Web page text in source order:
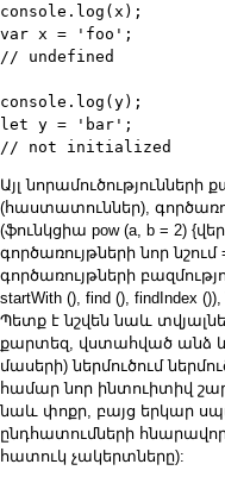
console.log(x);
var x = 'foo';
// undefined
console.log(y);
let y = 'bar';
// not initialized
Այլ
(հաստատուններ),
(ֆունկցիա pow (a, b = 2)
գործառույթների նոր նշում
գործառույթների
startWith (), find (), findIndex
Պետք է նշվեն նաև
քարտեզ, վստահված անձ և
մասերի) ներմուծում
համար նոր ինտուիտիվ
նաև փոքր, բայց երկար
ընդհատումների
հատուկ չակերտները):